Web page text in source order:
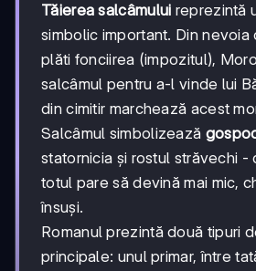
Tăierea salcâmului reprezintă
simbolic important. Din nevoia
plăti fonciirea (impozitul),
salcâmul pentru a-l vinde lui
din cimitir marchează acest
Salcâmul simbolizează
statornicia și rostul străvechi -
totul pare să devină mai mic,
însuși.
Romanul prezintă două tipuri
principale: unul primar, între